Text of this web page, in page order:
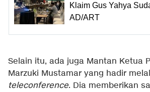
Klaim Gus Yahya
AD/ART
Selain itu, ada juga Mantan Ketua
Marzuki Mustamar yang hadir
teleconference. Dia memberikan